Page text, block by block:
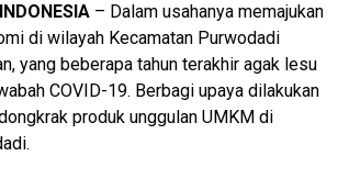
– Dalam usahanya memajukan
di wilayah Kecamatan Purwodadi
yang beberapa tahun terakhir agak lesu
COVID-19. Berbagi upaya dilakukan
produk unggulan UMKM di